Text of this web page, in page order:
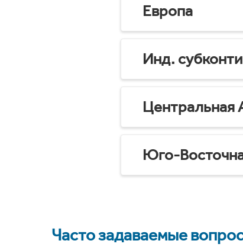
Европа
Инд.
Центральная
Юго-
Часто задаваемые